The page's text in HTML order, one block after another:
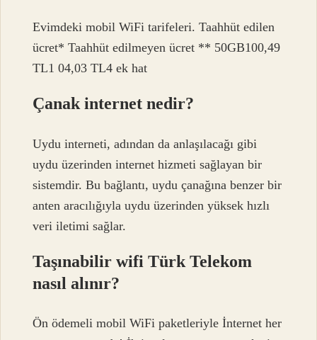
Evimdeki mobil WiFi tarifeleri. Taahhüt edilen
ücret* Taahhüt edilmeyen ücret ** 50GB100,49
TL1 04,03 TL4 ek hat
Çanak internet nedir?
Uydu interneti, adından da anlaşılacağı gibi
uydu üzerinden internet hizmeti sağlayan bir
sistemdir. Bu bağlantı, uydu çanağına benzer bir
anten aracılığıyla uydu üzerinden yüksek hızlı
veri iletimi sağlar.
Taşınabilir wifi Türk Telekom
nasıl alınır?
Ön ödemeli mobil WiFi paketleriyle İnternet her